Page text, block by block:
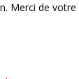
Merci de votre